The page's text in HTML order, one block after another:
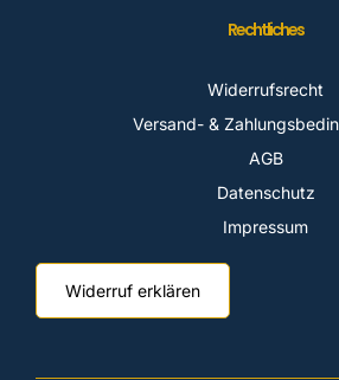
Rechtliches
Widerrufsrecht
Versand- &
AGB
Datenschutz
Impressum
Widerruf erklären